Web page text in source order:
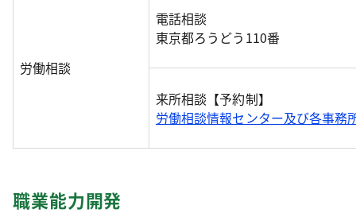
労働相談
電話相談
東京都ろうどう110番
来所相談【予約制】
労働相談情報センター及び各事務
職業能力開発